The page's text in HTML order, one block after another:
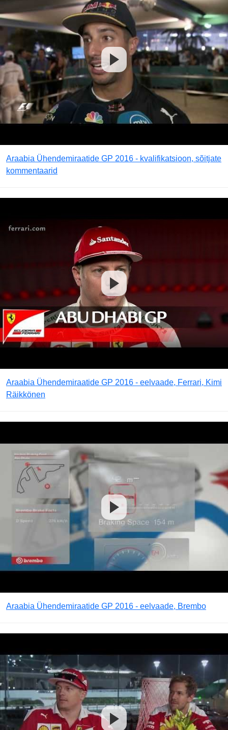
Araabia Ühendemiraatide GP 2016 - kvalifikatsioon, sõitjate
kommentaarid
Araabia Ühendemiraatide GP 2016 - eelvaade, Ferrari, Kimi
Räikkönen
Araabia Ühendemiraatide GP 2016 - eelvaade, Brembo